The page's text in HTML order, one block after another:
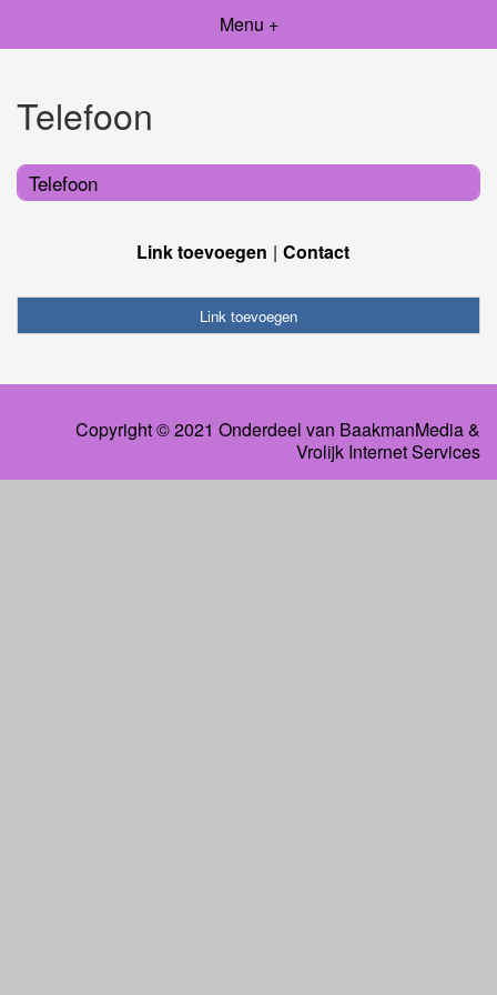
Menu +
Telefoon
Telefoon
Link toevoegen Contact
Link toevoegen
Copyright © 2021 Onderdeel van BaakmanMedia&
Vrolijk Internet Services